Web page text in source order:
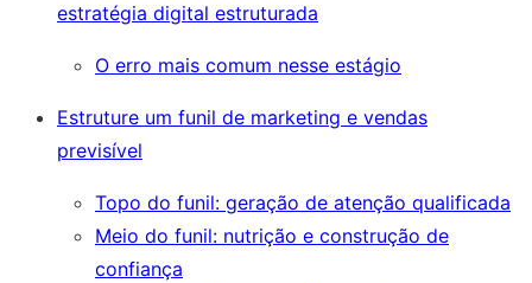
estratégia digital estruturada
O erro mais comum nesse estágio
Estruture um funil de marketing e vendas
previsível
Topo do funil: geração de atenção qualificada
Meio do funil: nutrição e construção de
confiança